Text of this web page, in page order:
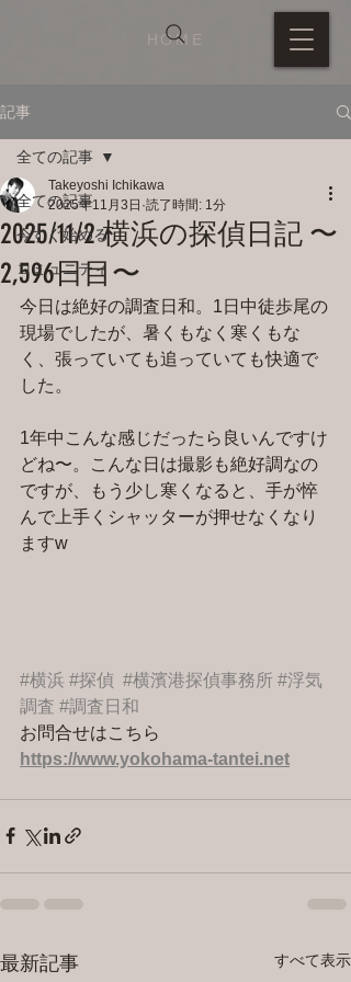
HOME
記事
全ての記事
今すぐ始める
コミュニティ
全ての記事
2025/11/2 横浜の探偵日記 〜
2,596日目〜
Takeyoshi Ichikawa
2025年11月3日 読了時間: 1分
今日は絶好の調査日和。1日中徒歩尾の
現場でしたが、暑くもなく寒くもな
く、張っていても追っていても快適で
した。
1年中こんな感じだったら良いんですけ
どね〜。こんな日は撮影も絶好調なの
ですが、もう少し寒くなると、手が悴
んで上手くシャッターが押せなくなり
ますw
#横浜 #探偵 #横濱港探偵事務所 #浮気
調査 #調査日和
お問合せはこちら
https://www.yokohama-tantei.net
最新記事 すべて表示